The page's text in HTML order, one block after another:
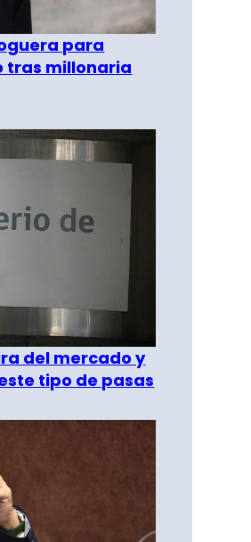
para
tras millonaria
del mercado y
tipo de pasas